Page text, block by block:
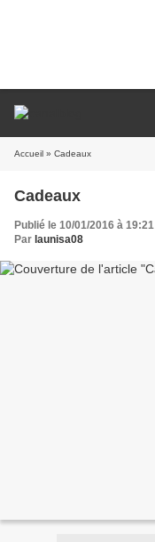
Accueil » Cadeaux
Cadeaux
Publié le 10/01/2016 à 19:21
Par launisa08